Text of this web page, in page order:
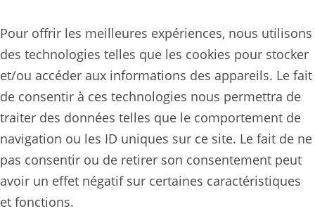
Pour offrir les meilleures expériences, nous utilisons
des technologies telles que les cookies pour stocker
et/ou accéder aux informations des appareils. Le fait
de consentir à ces technologies nous permettra de
traiter des données telles que le comportement de
navigation ou les ID uniques sur ce site. Le fait de ne
pas consentir ou de retirer son consentement peut
avoir un effet négatif sur certaines caractéristiques
et fonctions.